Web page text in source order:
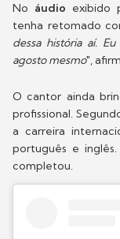
No áudio exibido
tenha retomado
dessa história aí.
agosto mesmo",
O cantor ainda
profissional.
a carreira
português e inglês.
completou.